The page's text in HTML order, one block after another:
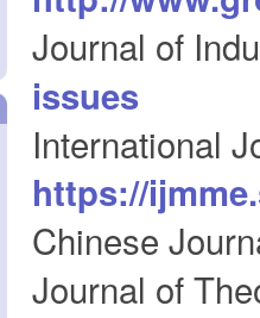
Journal of
issues
International
https://
Chinese
Journal of